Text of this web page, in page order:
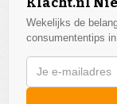
Wekelijks de
consumententips